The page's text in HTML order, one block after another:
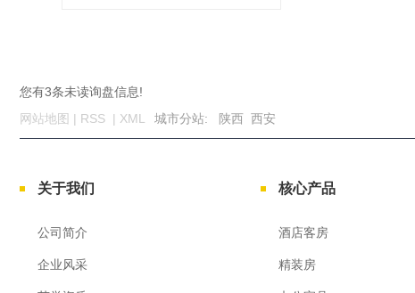
您有3条未读询盘信息!
网站地图 | RSS | XML 城市分站: 陕西 西安
关于我们
公司简介
企业风采
核心产品
酒店客房
精装房